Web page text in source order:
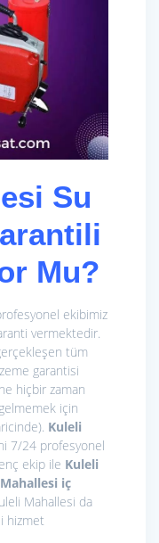
Su
Mu?
ekibimiz
vermektedir.
tüm
garantisi
hiçbir zaman
için
Kuleli
7/24 profesyonel
ekip ile Kuleli
iç
Mahallesi da
hizmet